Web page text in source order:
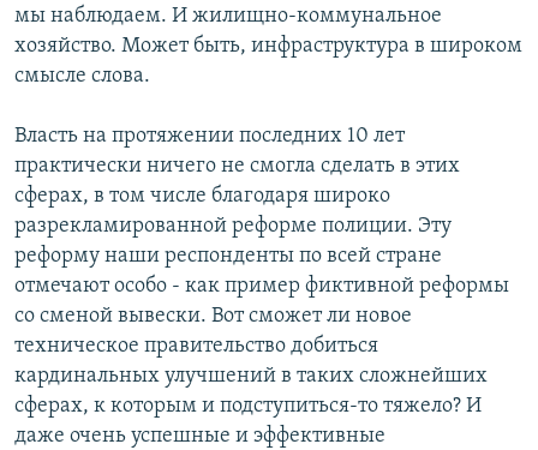
мы наблюдаем. И жилищно-коммунальное
хозяйство. Может быть, инфраструктура в широком
смысле слова.
Власть на протяжении последних 10 лет
практически ничего не смогла сделать в этих
сферах, в том числе благодаря широко
разрекламированной реформе полиции. Эту
реформу наши респонденты по всей стране
отмечают особо - как пример фиктивной реформы
со сменой вывески. Вот сможет ли новое
техническое правительство добиться
кардинальных улучшений в таких сложнейших
сферах, к которым и подступиться-то тяжело? И
даже очень успешные и эффективные